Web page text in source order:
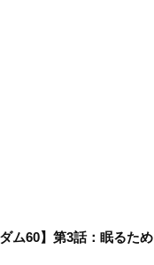
ム60】第3話：眠るため